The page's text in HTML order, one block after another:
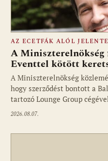
Fotó: media1.hu
AZ ECETFÁK ALÓL
A Miniszterelnökség
Eventtel kötött
A Miniszterelnökség
hogy szerződést bontott a
tartozó Lounge Group
2026.08.07.